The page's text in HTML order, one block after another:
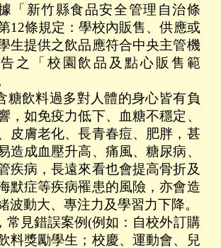
「新竹縣食品安全管理自治條
12條規定：學校內販售、供應或
生提供之飲品應符合中央主管機
之「校園飲品及點心販售範
糖飲料過多對人體的身心皆有負
，如免疫力低下、血糖不穩定、
皮膚老化、長青春痘、肥胖，甚
造成血壓升高、痛風、糖尿病、
疾病，長遠來看也會提高骨折及
默症等疾病罹患的風險，亦會造
波動大、專注力及學習力下降。
常見錯誤案例(例如：自校外訂購
料獎勵學生；校慶、運動會、兒